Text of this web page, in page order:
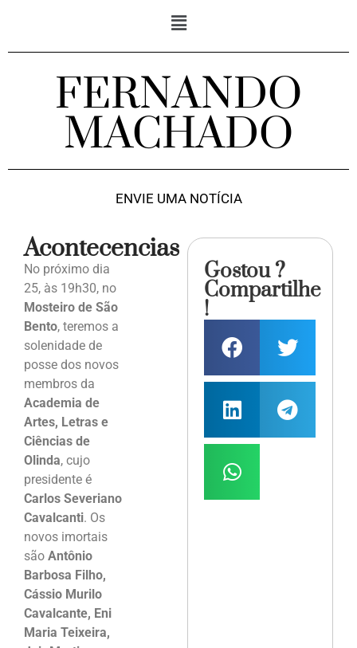
FERNANDO
MACHADO
ENVIE UMA NOTÍCIA
Acontecencias
No próximo dia
25, às 19h30, no
Mosteiro de São
Bento, teremos a
solenidade de
posse dos novos
membros da
Academia de
Artes, Letras e
Ciências de
Olinda, cujo
presidente é
Carlos Severiano
Cavalcanti. Os
novos imortais
são Antônio
Barbosa Filho,
Cássio Murilo
Cavalcante, Eni
Maria Teixeira,
Gostou ?
Compartilhe
!